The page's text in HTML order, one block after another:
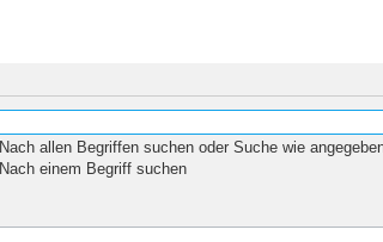
Nach allen Begriffen suchen oder Suche wie
Nach einem Begriff suchen